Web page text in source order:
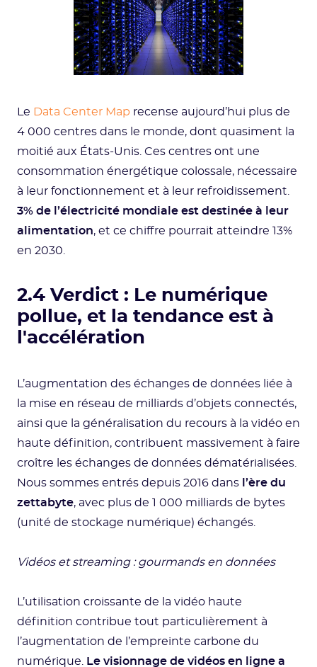
Le Data Center Map recense aujourd’hui plus de
4 000 centres dans le monde, dont quasiment la
moitié aux États-Unis. Ces centres ont une
consommation énergétique colossale, nécessaire
à leur fonctionnement et à leur refroidissement.
3% de l’électricité mondiale est destinée à leur
alimentation, et ce chiffre pourrait atteindre 13%
en 2030.
2.4 Verdict : Le numérique
pollue, et la tendance est à
l'accélération
L’augmentation des échanges de données liée à
la mise en réseau de milliards d’objets connectés,
ainsi que la généralisation du recours à la vidéo en
haute définition, contribuent massivement à faire
croître les échanges de données dématérialisées.
Nous sommes entrés depuis 2016 dans l’ère du
zettabyte, avec plus de 1 000 milliards de bytes
(unité de stockage numérique) échangés.
Vidéos et streaming : gourmands en données
L’utilisation croissante de la vidéo haute
définition contribue tout particulièrement à
l’augmentation de l’empreinte carbone du
numérique.
Le visionnage de vidéos en ligne a